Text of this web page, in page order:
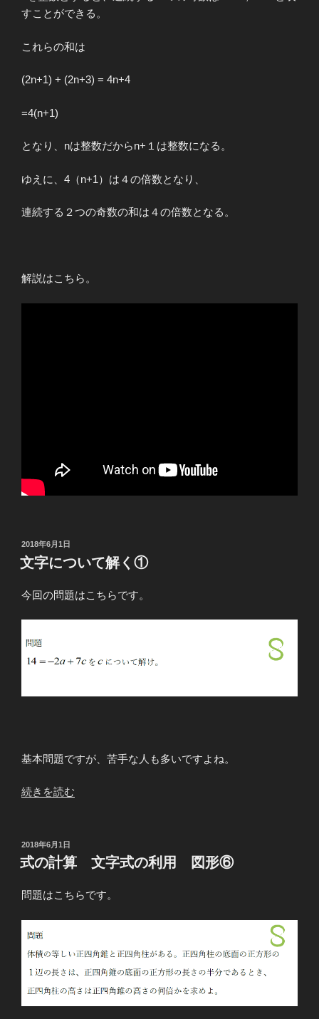
すことができる。
これらの和は
(2n+1) + (2n+3) = 4n+4
=4(n+1)
となり、nは整数だからn+１は整数になる。
ゆえに、4（n+1）は４の倍数となり、
連続する２つの奇数の和は４の倍数となる。
解説はこちら。
投
稿
日:
2018年6月1日
文字について解く①
今回の問題はこちらです。
基本問題ですが、苦手な人も多いですよね。
“文
つ
い
解
続きを読む
投
稿
日:
2018年6月1日
式の計算 文字式の利用 図形⑥
問題はこちらです。